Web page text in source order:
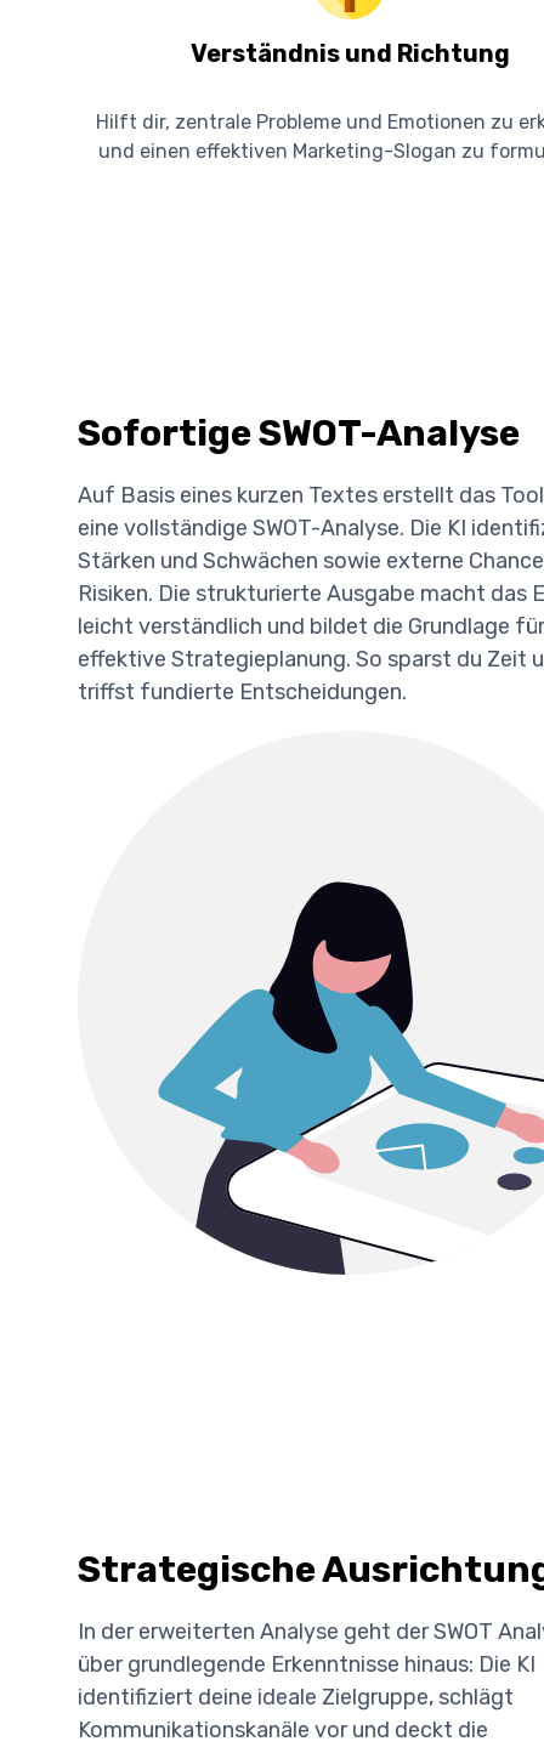
Verständnis und Richtung
Hilft dir, zentrale Probleme und Emotionen zu
und einen effektiven Marketing-Slogan zu
Sofortige SWOT-Analyse
Auf Basis eines kurzen Textes erstellt das
eine vollständige SWOT-Analyse. Die KI
Stärken und Schwächen sowie externe
Risiken. Die strukturierte Ausgabe macht das
leicht verständlich und bildet die Grundlage
effektive Strategieplanung. So sparst du Zeit
triffst fundierte Entscheidungen.
Strategische
In der erweiterten Analyse geht der SWOT
über grundlegende Erkenntnisse hinaus: Die KI
identifiziert deine ideale Zielgruppe, schlägt
Kommunikationskanäle vor und deckt die